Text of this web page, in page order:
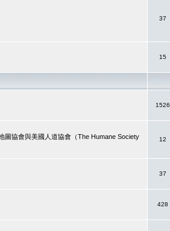
37
15
1526
圖協會與美國人道協會（The Humane Society
12
37
428